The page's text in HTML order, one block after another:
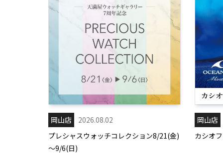
岡山店
2026.08.02
プレシャスウォッチコレクション8/21(金)
～9/6(日)
岡山店
カシオ